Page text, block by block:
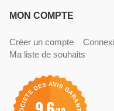
MON COMPTE
Créer un compte
Ma liste de souhaits